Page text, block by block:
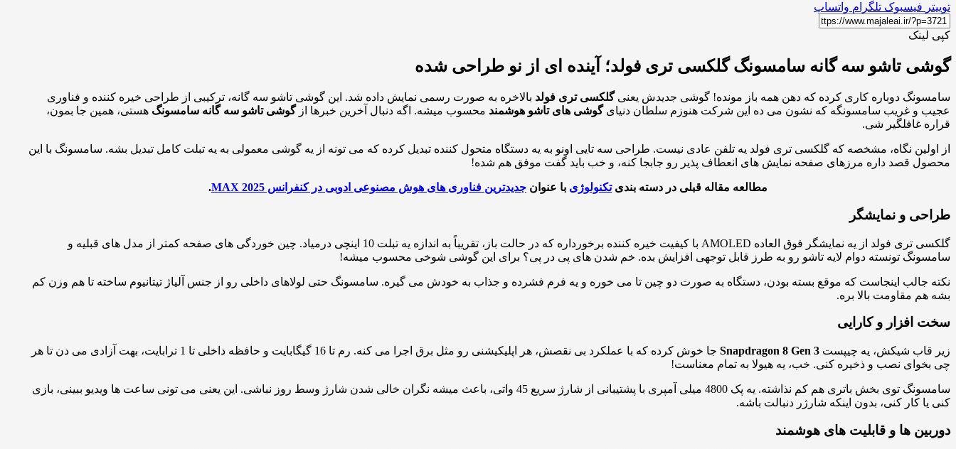
توییتر فیسبوک تلگرام واتساپ
کپی لینک
گوشی تاشو سه گانه سامسونگ گلکسی تری فولد؛ آینده ای از نو طراحی شده
سامسونگ دوباره کاری کرده که دهن همه باز مونده! گوشی جدیدش یعنیگلکسی تری فولد بالاخره به صورت رسمی نمایش داده شد. این گوشی تاشو سه گانه، ترکیبی از طراحی خیره کننده و فناوری
عجیب و غریب سامسونگه که نشون می ده این شرکت هنوزم سلطان دنیایگوشی های تاشو هوشمند محسوب میشه. اگه دنبال آخرین خبرها ازگوشی تاشو سه گانه سامسونگ هستی، همین جا بمون،
قراره غافلگیر شی.
از اولین نگاه، مشخصه که گلکسی تری فولد یه تلفن عادی نیست. طراحی سه تایی اونو به یه دستگاه متحول کننده تبدیل کرده که می تونه از یه گوشی معمولی به یه تبلت کامل تبدیل بشه. سامسونگ با این
محصول قصد داره مرزهای صفحه نمایش های انعطاف پذیر رو جابجا کنه، و خب باید گفت موفق هم شده!
مطالعه مقاله قبلی در دسته بندیتکنولوژی با عنوان جدیدترین فناوری های هوش مصنوعی ادوبی در کنفرانس MAX 2025 .
طراحی و نمایشگر
گلکسی تری فولد از یه نمایشگر فوق العاده AMOLED با کیفیت خیره کننده برخورداره که در حالت باز، تقریباً به اندازه یه تبلت 10 اینچی درمیاد. چین خوردگی های صفحه کمتر از مدل های قبلیه و
سامسونگ تونسته دوام لایه تاشو رو به طرز قابل توجهی افزایش بده. خم شدن های پی در پی؟ برای این گوشی شوخی محسوب میشه!
نکته جالب اینجاست که موقع بسته بودن، دستگاه به صورت دو چین تا می خوره و یه فرم فشرده و جذاب به خودش می گیره. سامسونگ حتی لولاهای داخلی رو از جنس آلیاژ تیتانیوم ساخته تا هم وزن کم
بشه هم مقاومت بالا بره.
سخت افزار و کارایی
زیر قاب شیکش، یه چیپست Snapdragon 8 Gen 3
جا خوش کرده که با عملکرد بی نقصش، هر اپلیکیشنی رو مثل برق اجرا می کنه. رم تا 16 گیگابایت و حافظه داخلی تا 1 ترابایت، بهت آزادی می دن تا هر
چی بخوای نصب و ذخیره کنی. خب، یه هیولا به تمام معناست!
سامسونگ توی بخش باتری هم کم نذاشته. یه پک 4800 میلی آمپری با پشتیبانی از شارژ سریع 45 واتی، باعث میشه نگران خالی شدن شارژ وسط روز نباشی. این یعنی می تونی ساعت ها ویدیو ببینی، بازی
کنی یا کار کنی، بدون اینکه شارژر دنبالت باشه.
دوربین ها و قابلیت های هوشمند